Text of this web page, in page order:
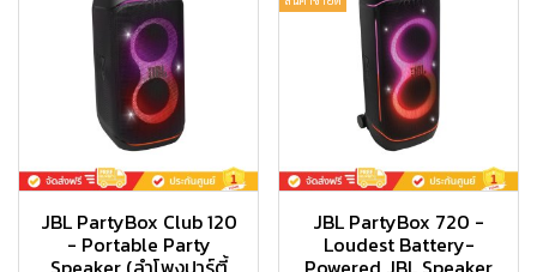
JBL PartyBox Club 120
- Portable Party
JBL PartyBox 720 -
Loudest Battery-